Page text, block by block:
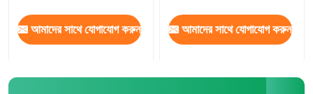
আমাদের সাথে যোগাযোগ করুন আমাদের সাথে যোগাযোগ করুন